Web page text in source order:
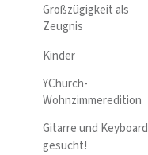
Großzügigkeit als
Zeugnis
Kinder
YChurch-
Wohnzimmeredition
Gitarre und Keyboard
gesucht!